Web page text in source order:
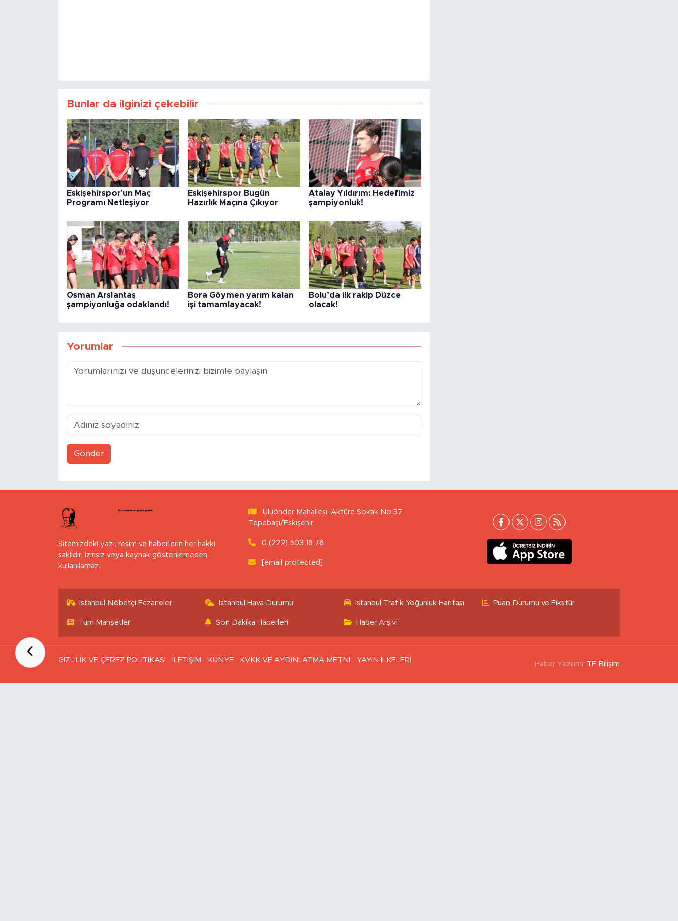
Bunlar da ilginizi çekebilir
Eskişehirspor'un Maç
Programı Netleşiyor
Eskişehirspor Bugün
Hazırlık Maçına Çıkıyor
Atalay Yıldırım: Hedefimiz
şampiyonluk!
Osman Arslantaş
şampiyonluğa odaklandı!
Bora Göymen yarım kalan
işi tamamlayacak!
Bolu’da ilk rakip Düzce
olacak!
Yorumlar
Gönder
Sitemizdeki yazı, resim ve haberlerin her hakkı
saklıdır. İzinsiz veya kaynak gösterilemeden
kullanılamaz.
Uluönder Mahallesi, Aktüre Sokak No:37
Tepebaşı/Eskişehir
0 (222) 503 16 76
[email protected]
İstanbul Nöbetçi Eczaneler İstanbul Hava Durumu İstanbul Trafik Yoğunluk Haritası Puan Durumu ve Fikstür
Tüm Manşetler Son Dakika Haberleri Haber Arşivi
GİZLİLİK VE ÇEREZ POLİTİKASI İLETİŞİM KÜNYE KVKK VE AYDINLATMA METNİ YAYIN İLKELERİ
Haber Yazılımı: TE Bilişim